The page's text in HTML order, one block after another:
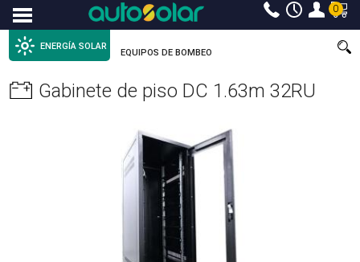
Menu 0
ENERGÍA SOLAR
EQUIPOS DE BOMBEO
Gabinete de piso DC 1.63m 32RU